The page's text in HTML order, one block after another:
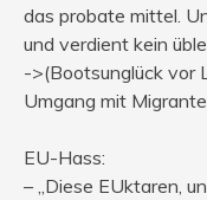
das probate mittel.
und verdient kein
->(Bootsunglück vor
Umgang mit
EU-Hass:
– „Diese EUktaren,